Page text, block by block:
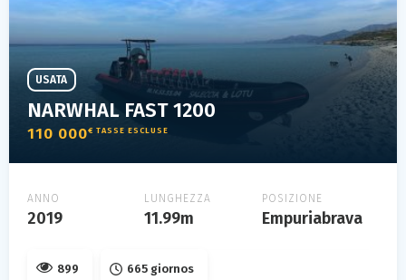
NARWHAL FAST 1200
110 000€ TASSE ESCLUSE
USATA
ANNO
2019
LUNGHEZZA
11.99m
POSIZIONE
Empuriabrava
899 665 giornos